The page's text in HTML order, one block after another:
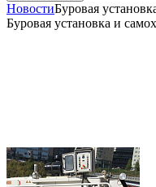
НовостиБуровая
Буровая установка и